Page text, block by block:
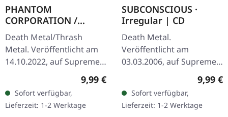
PHANTOM
CORPORATION /
HARROWED · Split |
DIGIPAK CD
Death Metal/Thrash
Metal. Veröffentlicht am
14.10.2022, auf Supreme
Chaos Records. Wende-
DigiPak mit je einer Band
auf einer Seite und 8-
seitigem…
Regulärer Preis:
9,99 €
Sofort verfügbar,
Lieferzeit: 1-2 Werktage
SUBCONSCIOUS ·
Irregular | CD
Death Metal.
Veröffentlicht am
03.03.2006, auf Supreme
Chaos Records. CD im
Jewelcase mit 8-seitigem
Booklet. Subconscious
liefern mit "Irregular"…
9,99 €
Sofort verfügbar,
Lieferzeit: 1-2 Werktage